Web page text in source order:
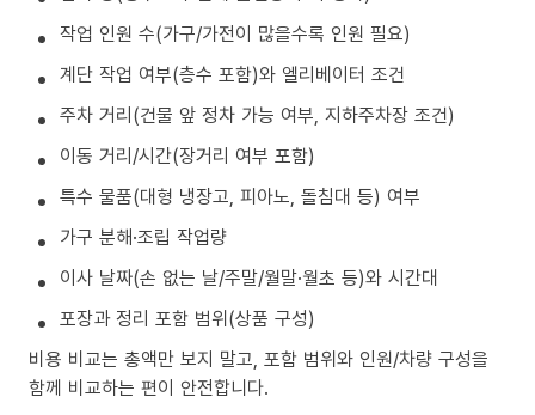
작업 인원 수(가구/가전이 많을수록 인원 필요)
계단 작업 여부(층수 포함)와 엘리베이터 조건
주차 거리(건물 앞 정차 가능 여부, 지하주차장 조건)
이동 거리/시간(장거리 여부 포함)
특수 물품(대형 냉장고, 피아노, 돌침대 등) 여부
가구 분해·조립 작업량
이사 날짜(손 없는 날/주말/월말·월초 등)와 시간대
포장과 정리 포함 범위(상품 구성)
비용 비교는 총액만 보지 말고, 포함 범위와 인원/차량 구성을
함께 비교하는 편이 안전합니다.